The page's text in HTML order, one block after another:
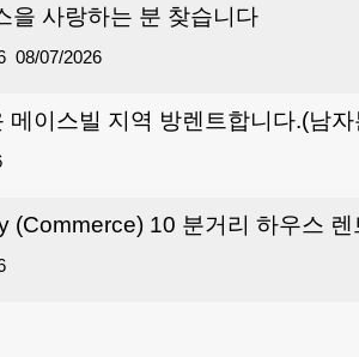
을 사랑하는 분 찾습니다
08/07/2026
메이스빌 지역 방렌트합니다.(남자
(Commerce) 10 분거리 하우스 렌